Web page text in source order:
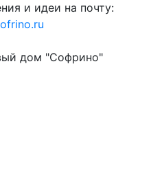
и идеи на почту:
дом "Софрино"